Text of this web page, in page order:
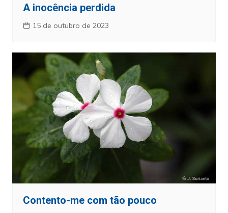
A inocência perdida
15 de outubro de 2023
Contento-me com tão pouco